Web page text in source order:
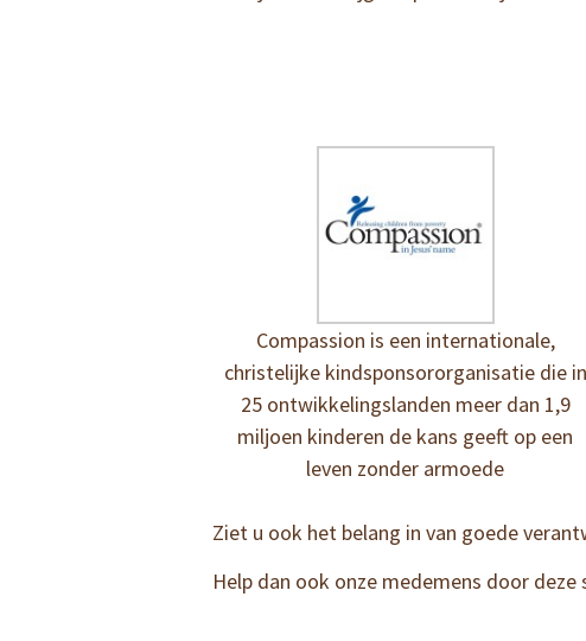
Compassion is een internationale,
christelijke kindsponsororganisatie die in
25 ontwikkelingslanden meer dan 1,9
miljoen kinderen de kans geeft op een
leven zonder armoede
Ziet u ook het belang in van goede
Help dan ook onze medemens door